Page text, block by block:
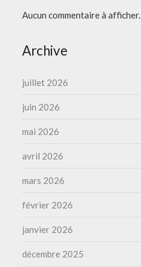
Aucun commentaire à afficher.
Archive
juillet 2026
juin 2026
mai 2026
avril 2026
mars 2026
février 2026
janvier 2026
décembre 2025